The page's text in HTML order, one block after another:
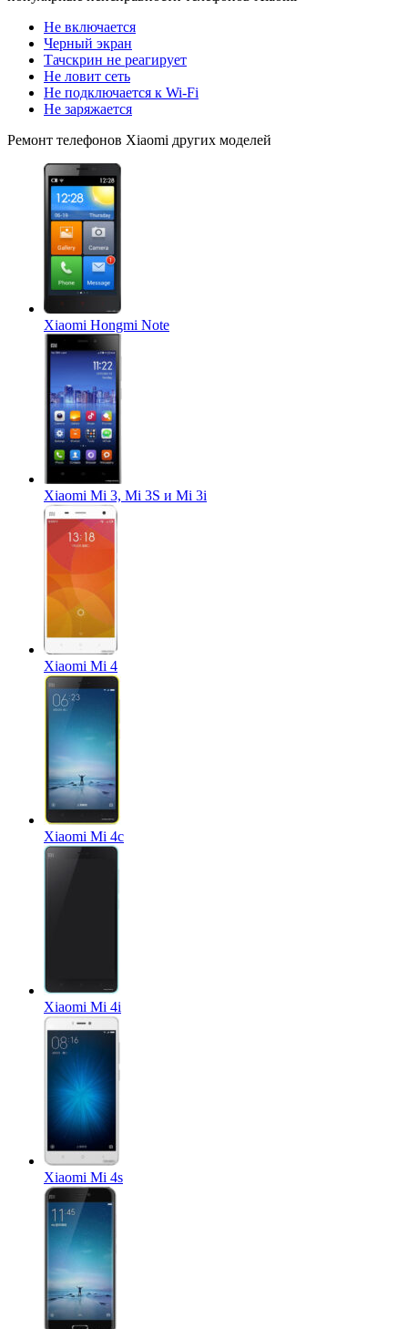
Не включается
Черный экран
Тачскрин не реагирует
Не ловит сеть
Не подключается к Wi-Fi
Не заряжается
Ремонт телефонов Xiaomi других моделей
Xiaomi Hongmi Note
Xiaomi Mi 3, Mi 3S и Mi 3i
Xiaomi Mi 4
Xiaomi Mi 4c
Xiaomi Mi 4i
Xiaomi Mi 4s